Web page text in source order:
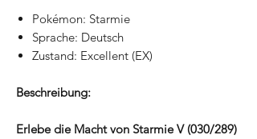
Pokémon: Starmie
Sprache: Deutsch
Zustand: Excellent (EX)
Beschreibung:
Erlebe die Macht von Starmie V (030/289)